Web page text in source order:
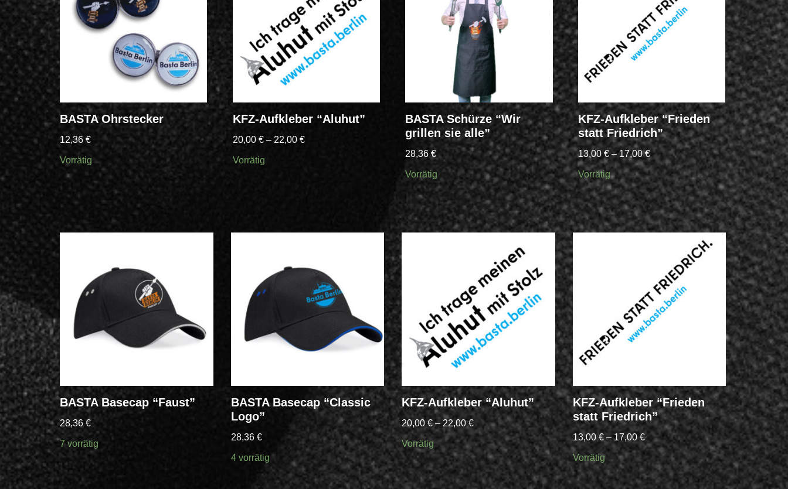
BASTA Ohrstecker
12,36 €
Vorrätig
KFZ-Aufkleber “Aluhut”
20,00 € – 22,00 €
Vorrätig
BASTA Schürze “Wir
grillen sie alle”
28,36€
Vorrätig
KFZ-Aufkleber “Frieden
statt Friedrich”
13,00€ –17,00€
Vorrätig
BASTA Basecap “Faust”
28,36 €
7 vorrätig
BASTA Basecap “Classic
Logo”
28,36 €
4 vorrätig
KFZ-Aufkleber “Aluhut”
20,00 € –22,00€
Vorrätig
KFZ-Aufkleber “Frieden
statt Friedrich”
13,00 € –17,00€
Vorrätig
BASTA
28,36
Vorrätig